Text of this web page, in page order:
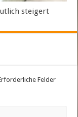
steigert
Felder